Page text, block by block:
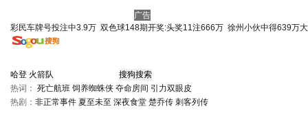
广告
彩民车牌号投注中3.9万 双色球148期开奖:头奖11注666万 徐州小伙中得639万
热词： 死亡航班 饲养蜘蛛侠 夺命房间 引力双眼皮
热剧： 非正常事件 夏至未至 深夜食堂 楚乔传 刺客列传